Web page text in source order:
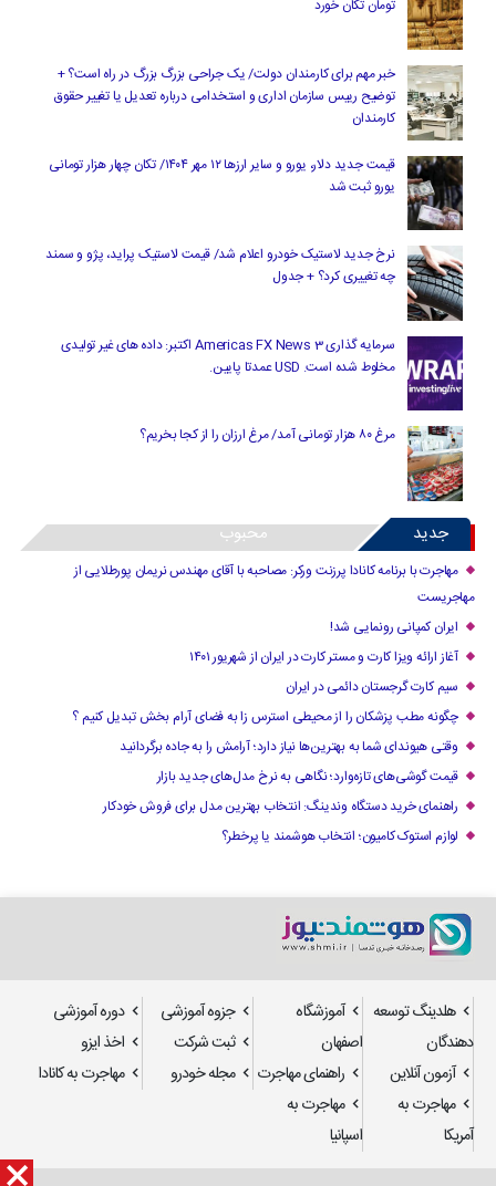
تومان تکان خورد
خبر مهم برای کارمندان دولت/ یک جراحی بزرگ بزرگ در راه است؟ +
توضیح رییس سازمان اداری و استخدامی درباره تعدیل یا تغییر حقوق
کارمندان
قیمت جدید دلار، یورو و سایر ارزها ۱۲ مهر ۱۴۰۴/ تکان چهار هزار تومانی
یورو ثبت شد
نرخ جدید لاستیک خودرو اعلام شد/ قیمت لاستیک پراید، پژو و سمند
چه تغییری کرد؟ + جدول
سرمایه گذاری Americas FX News 3 اکتبر: داده های غیر تولیدی
مخلوط شده است. USD عمدتا پایین.
مرغ ۸۰ هزار تومانی آمد/ مرغ ارزان را از کجا بخریم؟
جدید محبوب
مهاجرت با برنامه کانادا پرزنت ورکر: مصاحبه با آقای مهندس نریمان پورطلایی از
مهاجریست
ایران کمپانی رونمایی شد!
آغاز ارائه ویزا کارت و مستر کارت در ایران از شهریور ۱۴۰۱
سیم کارت گرجستان دائمی در ایران
چگونه مطب پزشکان را از محیطی استرس زا به فضای آرام بخش تبدیل کنیم ؟
وقتی هیوندای شما به بهترین‌ها نیاز دارد؛ آرامش را به جاده برگردانید
قیمت گوشی‌های تازه‌وارد؛ نگاهی به نرخ مدل‌های جدید بازار
راهنمای خرید دستگاه وندینگ: انتخاب بهترین مدل برای فروش خودکار
لوازم استوک کامیون؛ انتخاب هوشمند یا پرخطر؟
هلدینگ توسعه
دهندگان
آموزشگاه
اصفهان
جزوه آموزشی
دوره آموزشی
ثبت شرکت
اخذ ایزو
آزمون آنلاین
راهنمای مهاجرت مجله خودرو
مهاجرت به کانادا
مهاجرت به
آمریکا
مهاجرت به
اسپانیا